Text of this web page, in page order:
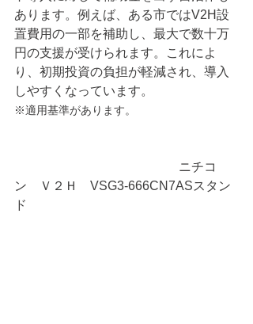
あります。例えば、ある市ではV2H設
置費用の一部を補助し、最大で数十万
円の支援が受けられます。これによ
り、初期投資の負担が軽減され、導入
しやすくなっています。
※適用基準があります。
ニチコ
ン　Ｖ２Ｈ　VSG3-666CN7ASスタン
ド